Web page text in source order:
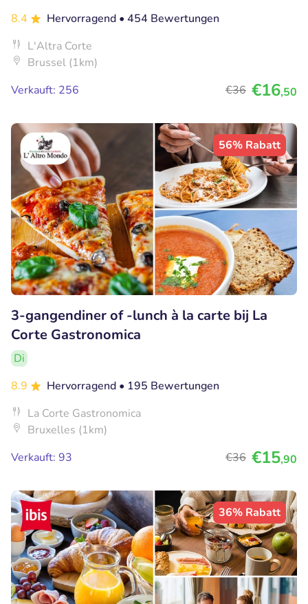
8.4
Hervorragend • 454 Bewertungen
L'Altra Corte
Brussel (1km)
Verkauft: 256
€36 €16,50
56% Rabatt
3-gangendiner of -lunch à la carte bij La
Corte Gastronomica
Di
8.9
Hervorragend • 195 Bewertungen
La Corte Gastronomica
Bruxelles (1km)
Verkauft: 93
€36 €15,90
36% Rabatt